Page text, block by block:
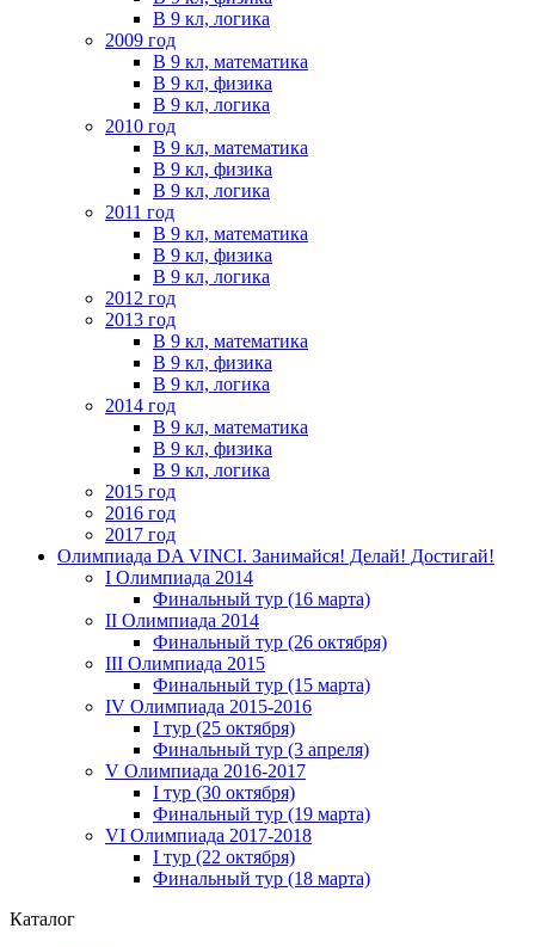
В 9 кл, логика
2009 год
В 9 кл, математика
В 9 кл, физика
В 9 кл, логика
2010 год
В 9 кл, математика
В 9 кл, физика
В 9 кл, логика
2011 год
В 9 кл, математика
В 9 кл, физика
В 9 кл, логика
2012 год
2013 год
В 9 кл, математика
В 9 кл, физика
В 9 кл, логика
2014 год
В 9 кл, математика
В 9 кл, физика
В 9 кл, логика
2015 год
2016 год
2017 год
Олимпиада DA VINCI. Занимайся! Делай! Достигай!
I Олимпиада 2014
Финальный тур (16 марта)
II Олимпиада 2014
Финальный тур (26 октября)
III Олимпиада 2015
Финальный тур (15 марта)
IV Олимпиада 2015-2016
I тур (25 октября)
Финальный тур (3 апреля)
V Олимпиада 2016-2017
I тур (30 октября)
Финальный тур (19 марта)
VI Олимпиада 2017-2018
I тур (22 октября)
Финальный тур (18 марта)
Каталог